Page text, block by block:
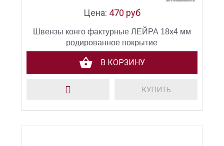
Цена: 470 руб
Швензы конго фактурные ЛЕЙРА 18х4 мм
родированное покрытие
В КОРЗИНУ
КУПИТЬ